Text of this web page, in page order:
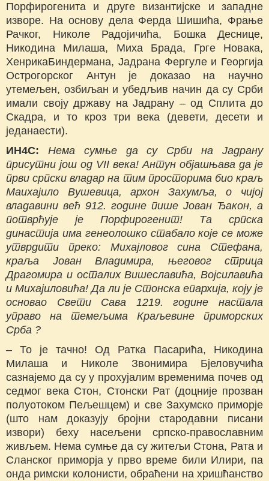
Порфирогенита и друге византијске и западне
изворе. На основу дела Ферда Шишића, Фрање
Рачког, Николе Радојичића, Бошка Деснице,
Никодина Милаша, Миха Брада, Грге Новака,
ХенрикаБиндермана, Јадрана Фергуле и Георгија
Острогорског Антун је доказао на научно
утемељен, озбиљан и убедљив начин да су Срби
имали своју државу на Јадрану – од Сплита до
Скадра, и то кроз три века (девети, десети и
једанаести).
ИН4С:
Нема сумње да су Срби на Јадрану
присутни још од VII века! Антун објашњава да је
први српски владар на тим просторима био краљ
Маихајило Вушевица, архон Захумља, о чијој
владавини већ 912. године пише Јован Ђакон, а
потврћује је Порфирогенит! Та српска
династија има генеолошко стабало које се може
утврдити преко: Михајловог сина Стефана,
краља Јован Владимира, његовог стрица
Драгомира и осталих Вишеславића, Војсилавића
и Михајиловића! Да ли је Стонска епархија, коју је
основао Свети Сава 1219. године настала
управо на темељима Краљевине приморских
Срба ?
– То је тачно! Од Ратка Пасарића, Никодина
Милаша и Николе Звонимира Бјеловучића
сазнајемо да су у прохујалим временима почев од
седмог века Стон, Стонски Рат (доцније прозван
полуотоком Пељешцем) и све Захумско примopje
(штo нам доказују бројни стародавни писани
извори) беху насељени српско-православним
живљем. Нема сумње да су житељи Стона, Рата и
Сланског приморја у прво време били Илири, па
онда римски колонисти, обраћени на хришћанство